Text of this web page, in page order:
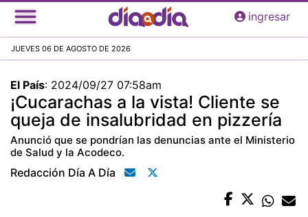
Pasar
al
principal
ingresar
JUEVES 06 DE AGOSTO DE 2026
El País: 2024/09/27 07:58am
¡Cucarachas a la vista! Cliente se
queja de insalubridad en pizzería
Anunció que se pondrían las denuncias ante el Ministerio
de Salud y la Acodeco.
Redacción Día A Día